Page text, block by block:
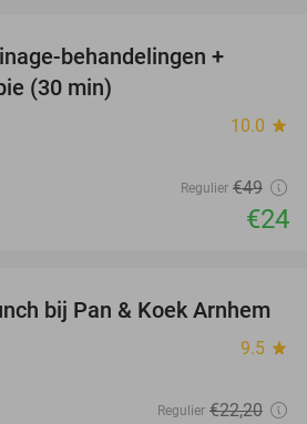
behandelingen +
(30 min)
10.0 star
Regulier €49
€24
44%
bij Pan & Koek Arnhem
9.5 star
Regulier €22,20